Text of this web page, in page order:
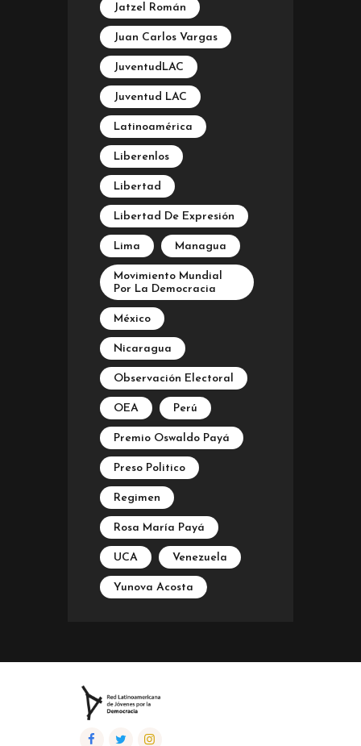
Jatzel Román
Juan Carlos Vargas
JuventudLAC
Juventud LAC
Latinoamérica
Liberenlos
Libertad
Libertad De Expresión
Lima Managua
Movimiento Mundial
Por La Democracia
México
Nicaragua
Observación Electoral
OEA Perú
Premio Oswaldo Payá
Preso Politico
Regimen
Rosa María Payá
UCA Venezuela
Yunova Acosta